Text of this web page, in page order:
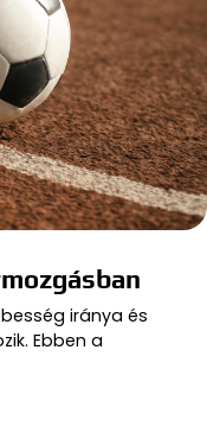
iránya és
Ebben a